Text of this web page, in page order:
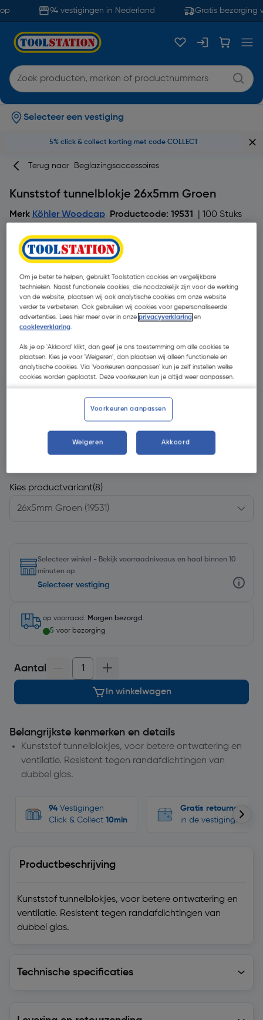
94 vestigingen in Nederland Gratis bezorging
Selecteer een vestiging
5% click & collect korting met code COLLECT
Terug naar Beglazingsaccessoires
Kunststof tunnelblokje 26x5mm Groen
Merk Köhler Woodcap Productcode: 19531 | 100 Stuks
€ 12,95 | Excl. btw € 10,70
Kies productvariant(8)
Selecteer winkel - Bekijk voorraadniveaus en haal binnen 10
minuten op
Selecteer vestiging
op voorraad. Morgen bezorgd .
5 voor bezorging
Aantal
In winkelwagen
Belangrijkste kenmerken en details
Kunststof tunnelblokjes, voor betere ontwatering en
ventilatie. Resistent tegen randafdichtingen van
dubbel glas.
94 Vestigingen
Click & Collect 10min
Gratis retourneren
in de vestigingen
Productbeschrijving
Kunststof tunnelblokjes, voor betere ontwatering en
ventilatie. Resistent tegen randafdichtingen van
dubbel glas.
Technische specificaties
Om je beter te helpen, gebruikt Toolstation cookies en vergelijkbare
technieken. Naast functionele cookies, die noodzakelijk zijn voor de werking
van de website, plaatsen wij ook analytische cookies om onze website
verder te verbeteren. Ook gebruiken wij cookies voor gepersonaliseerde
advertenties. Lees hier meer over in onzeprivacyverklaring en
cookieverklaring.
Als je op 'Akkoord' klikt, dan geef je ons toestemming om alle cookies te
plaatsen. Kies je voor 'Weigeren', dan plaatsen wij alleen functionele en
analytische cookies. Via 'Voorkeuren aanpassen' kun je zelf instellen welke
cookies worden geplaatst. Deze voorkeuren kun je altijd weer aanpassen.
Voorkeuren aanpassen
Weigeren Akkoord